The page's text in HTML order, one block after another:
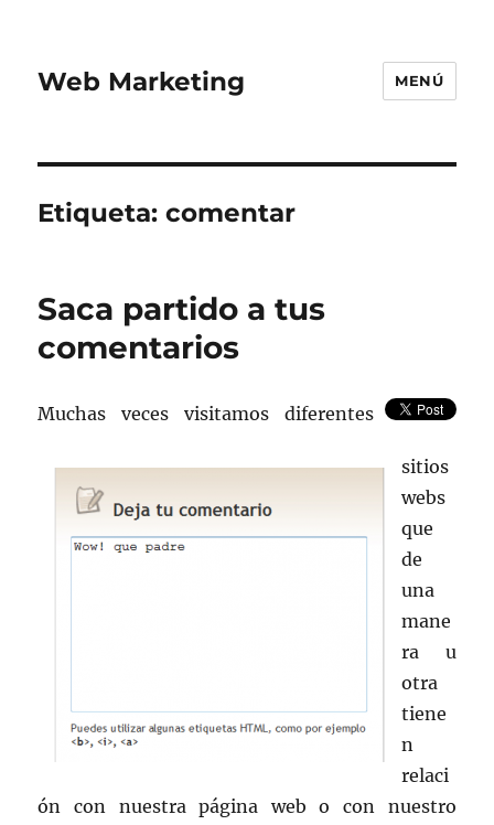
Web Marketing MENÚ
Etiqueta:comentar
Saca partido a tus
comentarios
Muchas veces visitamos diferentes
sitios
webs
que
de
una
mane
ra u
otra
tiene
n
relaci
ón con nuestra página web o con nuestro